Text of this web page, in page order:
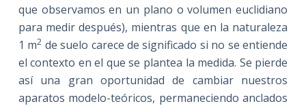
que observamos en un plano o volumen euclidiano
para medir después), mientras que en la naturaleza
1 m2 de suelo carece de significado si no se entiende
el contexto en el que se plantea la medida. Se pierde
así una gran oportunidad de cambiar nuestros
aparatos modelo-teóricos, permaneciendo anclados